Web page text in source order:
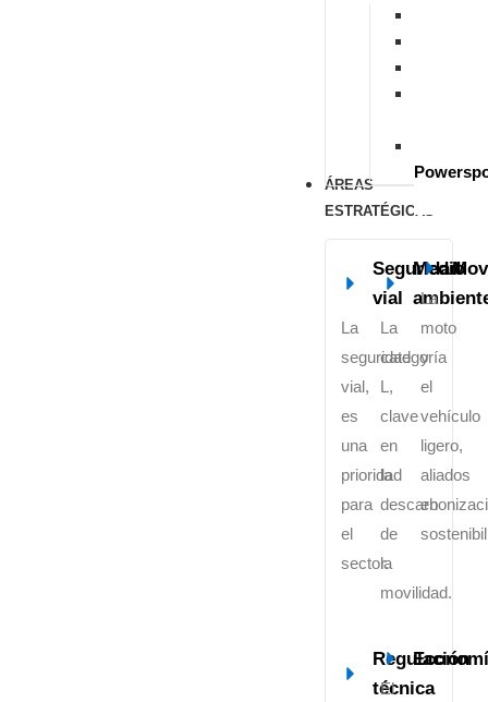
ÁREAS
ESTRATÉGICAS
Seguridad
vial
La
seguridad
vial,
es
una
prioridad
para
el
sector.
Medio
La
categoría
L,
clave
en
la
de
la
movilidad.
La
moto
y
el
vehículo
ligero,
aliados
en
Regulación
técnica
El